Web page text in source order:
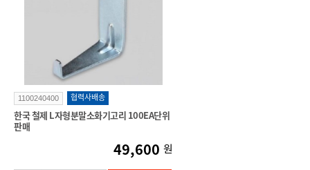
1100240400 협력사배송
한국 철제 L자형분말소화기고리 100EA단위
판매
49,600 원